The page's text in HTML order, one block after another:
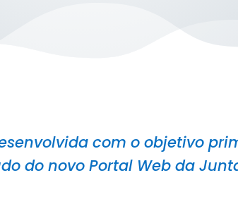
com o objetivo
do novo Portal Web da